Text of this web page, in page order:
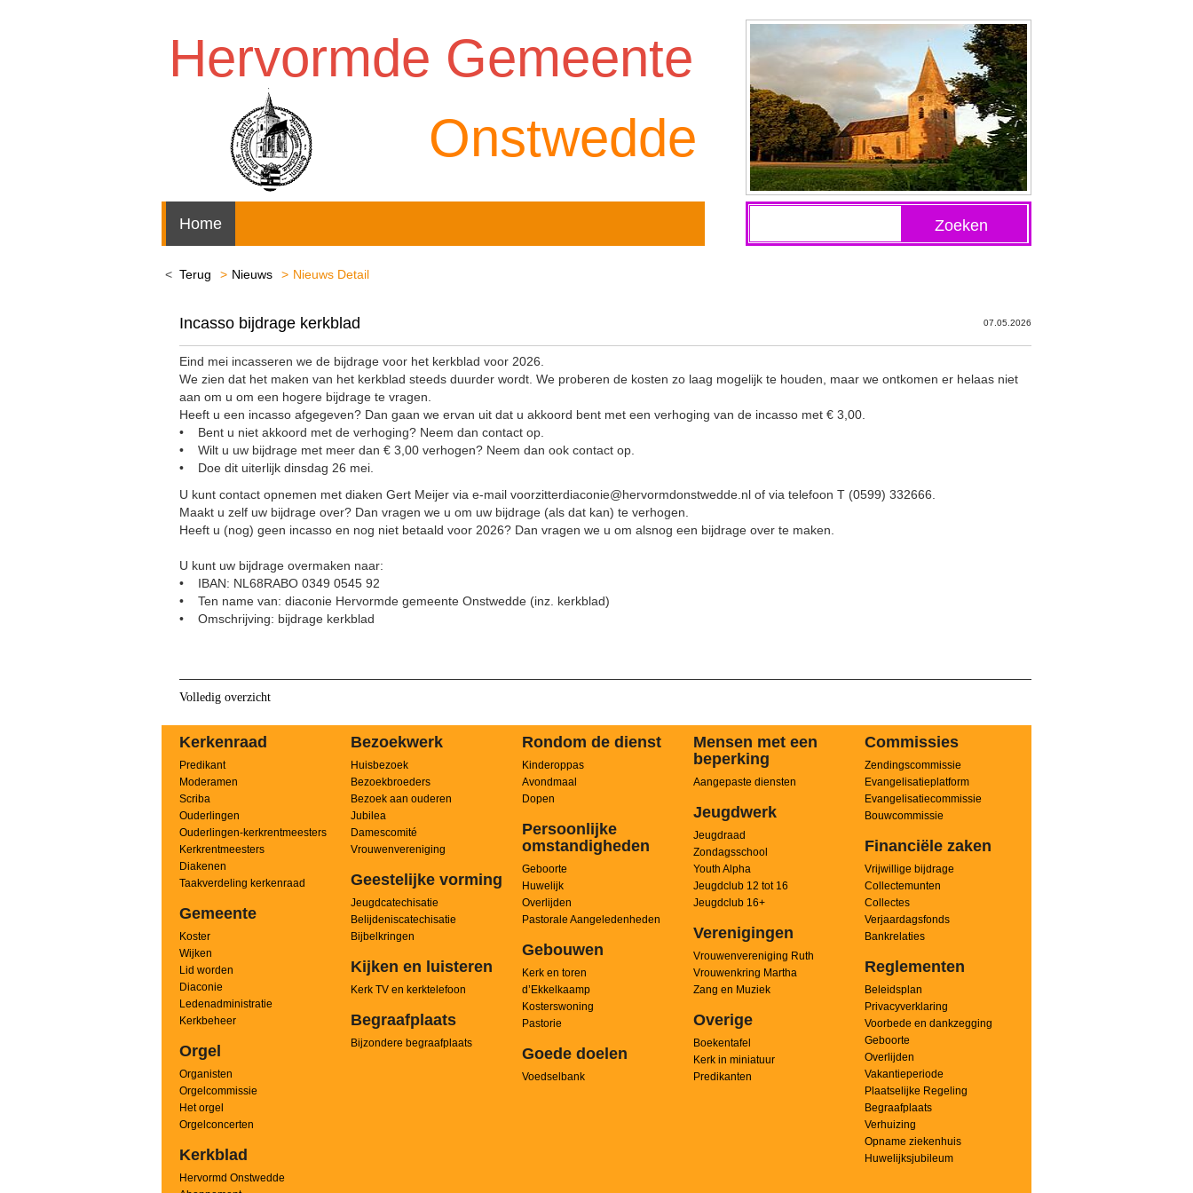
Hervormde Gemeente
Onstwedde
Zoeken
Home
Terug Nieuws Nieuws Detail
Incasso bijdrage kerkblad 07.05.2026
Eind mei incasseren we de bijdrage voor het kerkblad voor 2026.
We zien dat het maken van het kerkblad steeds duurder wordt. We proberen de kosten zo laag mogelijk te houden, maar we ontkomen er helaas niet
aan om u om een hogere bijdrage te vragen.
Heeft u een incasso afgegeven? Dan gaan we ervan uit dat u akkoord bent met een verhoging van de incasso met € 3,00.
• Bent u niet akkoord met de verhoging? Neem dan contact op.
• Wilt u uw bijdrage met meer dan € 3,00 verhogen? Neem dan ook contact op.
• Doe dit uiterlijk dinsdag 26 mei.
U kunt contact opnemen met diaken Gert Meijer via e-mail voorzitterdiaconie@hervormdonstwedde.nl of via telefoon T (0599) 332666.
Maakt u zelf uw bijdrage over? Dan vragen we u om uw bijdrage (als dat kan) te verhogen.
Heeft u (nog) geen incasso en nog niet betaald voor 2026? Dan vragen we u om alsnog een bijdrage over te maken.
U kunt uw bijdrage overmaken naar:
• IBAN: NL68RABO 0349 0545 92
• Ten name van: diaconie Hervormde gemeente Onstwedde (inz. kerkblad)
• Omschrijving: bijdrage kerkblad
Volledig overzicht
Kerkenraad
Predikant
Moderamen
Scriba
Ouderlingen
Ouderlingen-kerkrentmeesters
Kerkrentmeesters
Diakenen
Taakverdeling kerkenraad
Gemeente
Koster
Wijken
Lid worden
Diaconie
Ledenadministratie
Kerkbeheer
Orgel
Organisten
Orgelcommissie
Het orgel
Orgelconcerten
Kerkblad
Hervormd Onstwedde
Bezoekwerk
Huisbezoek
Bezoekbroeders
Bezoek aan ouderen
Jubilea
Damescomité
Vrouwenvereniging
Geestelijke vorming
Jeugdcatechisatie
Belijdeniscatechisatie
Bijbelkringen
Kijken en luisteren
Kerk TV en kerktelefoon
Begraafplaats
Bijzondere begraafplaats
Rondom de dienst
Kinderoppas
Avondmaal
Dopen
Persoonlijke
omstandigheden
Geboorte
Huwelijk
Overlijden
Pastorale Aangeledenheden
Gebouwen
Kerk en toren
d’Ekkelkaamp
Kosterswoning
Pastorie
Goede doelen
Voedselbank
Mensen met een
beperking
Aangepaste diensten
Jeugdwerk
Jeugdraad
Zondagsschool
Youth Alpha
Jeugdclub 12 tot 16
Jeugdclub 16+
Verenigingen
Vrouwenvereniging Ruth
Vrouwenkring Martha
Zang en Muziek
Overige
Boekentafel
Kerk in miniatuur
Predikanten
Commissies
Zendingscommissie
Evangelisatieplatform
Evangelisatiecommissie
Bouwcommissie
Financiële zaken
Vrijwillige bijdrage
Collectemunten
Collectes
Verjaardagsfonds
Bankrelaties
Reglementen
Beleidsplan
Privacyverklaring
Voorbede en dankzegging
Geboorte
Overlijden
Vakantieperiode
Plaatselijke Regeling
Begraafplaats
Verhuizing
Opname ziekenhuis
Huwelijksjubileum